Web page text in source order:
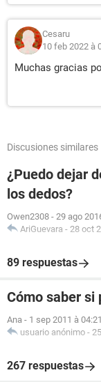
Cesaru
10 feb 2022 à
Muchas gracias
Discusiones similares
¿Puedo dejar
los dedos?
Owen2308 - 29 ago
AriGuevara - 28 oct
89 respuestas
Cómo saber si
Ana - 1 sep 2011 à 04:21
usuario anónimo -
267 respuestas